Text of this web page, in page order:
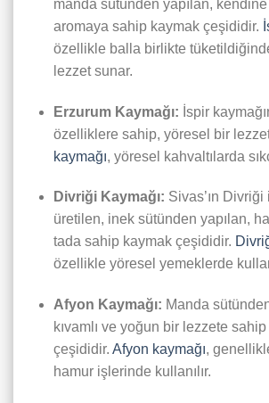
manda sütünden yapılan,
aromaya sahip kaymak çeşididir.
özellikle balla birlikte
lezzet sunar.
Erzurum Kaymağı: İspir
özelliklere sahip, yöresel bir
kaymağı, yöresel kahvaltılarda
Divriği Kaymağı: Sivas’ın
üretilen, inek sütünden yapılan,
tada sahip kaymak çeşididir.
özellikle yöresel yemeklerde
Afyon Kaymağı: Manda
kıvamlı ve yoğun bir lezzete
çeşididir. Afyon kaymağı,
hamur işlerinde kullanılır.